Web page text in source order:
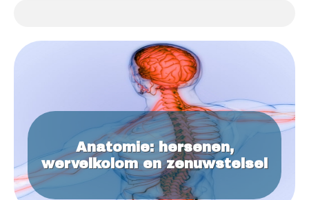
Anatomie: hersenen,
wervelkolom en zenuwstelsel